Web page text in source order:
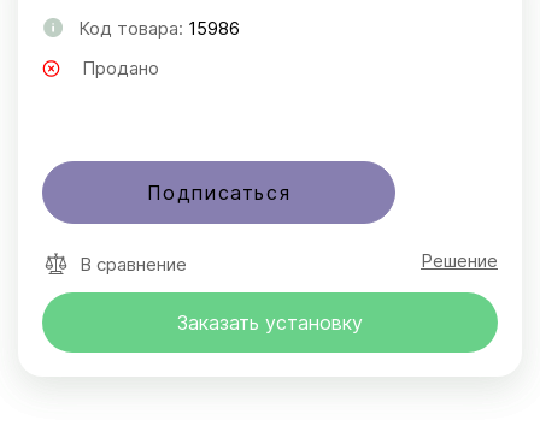
Код товара: 15986
Продано
Подписаться
В сравнение Решение
Заказать установку